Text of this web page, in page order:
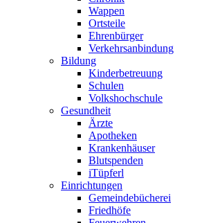
Wappen
Ortsteile
Ehrenbürger
Verkehrsanbindung
Bildung
Kinderbetreuung
Schulen
Volkshochschule
Gesundheit
Ärzte
Apotheken
Krankenhäuser
Blutspenden
iTüpferl
Einrichtungen
Gemeindebücherei
Friedhöfe